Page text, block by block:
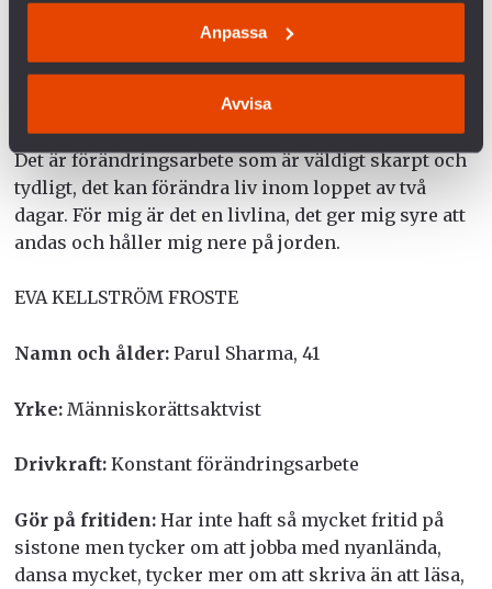
Anpassa
Avvisa
– Några är väldigt sega, några är väldigt snabba.
resultatet av. Det är väldigt viktigt för mig att ha de
här snabba tidsramarna också, till exempel mina
utbildningar i Indien, Pakistan och Mena-regionen.
Det är förändringsarbete som är väldigt skarpt och
tydligt, det kan förändra liv inom loppet av två
dagar. För mig är det en livlina, det ger mig syre att
andas och håller mig nere på jorden.
EVA KELLSTRÖM FROSTE
Namn och ålder:Parul Sharma, 41
Yrke:Människorättsaktvist
Drivkraft:Konstant förändringsarbete
Gör på fritiden:Har inte haft så mycket fritid på
sistone men tycker om att jobba med nyanlända,
dansa mycket, tycker mer om att skriva än att läsa,